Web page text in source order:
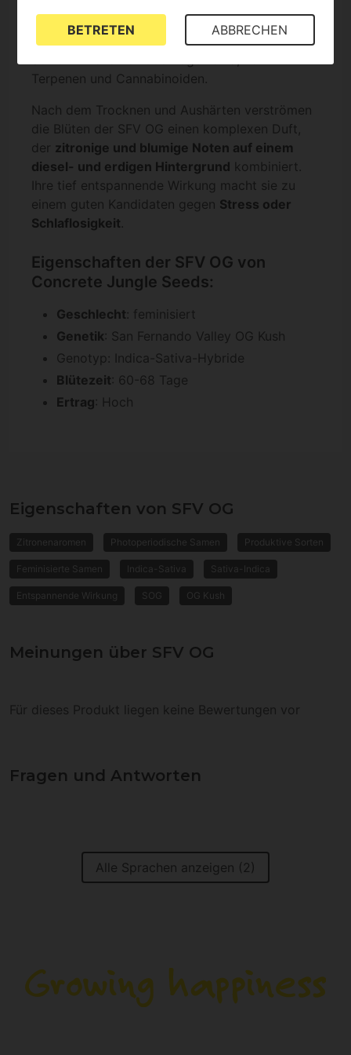
und liefert einen hohen Ertrag dichter und
fleischiger Knospen
, die mit einer dicken
Terpenen und Cannabinoiden.
Nach dem Trocknen und Aushärten verströmen
die Blüten der SFV OG einen komplexen Duft,
der zitronige und blumige Noten auf einem
diesel- und erdigen Hintergrund kombiniert.
Ihre tief entspannende Wirkung macht sie zu
einem guten Kandidaten gegen Stress oder
Schlaflosigkeit
Eigenschaften der SFV OG von
Concrete Jungle Seeds:
Geschlecht: feminisiert
Genetik: San Fernando Valley OG Kush
Genotyp: Indica-Sativa-Hybride
Blütezeit: 60-68 Tage
Ertrag: Hoch
Eigenschaften von SFV OG
Zitronenaromen Photoperiodische Samen Produktive Sorten
Feminisierte Samen Indica-Sativa Sativa-Indica
Entspannende Wirkung SOG OG Kush
Meinungen über SFV OG
Für dieses Produkt liegen keine Bewertungen vor
Fragen und Antworten
Alle Sprachen anzeigen (2)
BETRETEN ABBRECHEN